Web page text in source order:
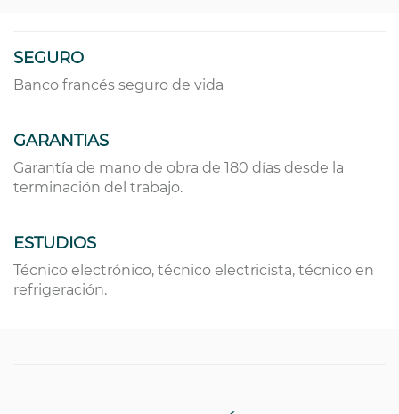
SEGURO
Banco francés seguro de vida
GARANTIAS
Garantía de mano de obra de 180 días desde la
terminación del trabajo.
ESTUDIOS
Técnico electrónico, técnico electricista, técnico en
refrigeración.